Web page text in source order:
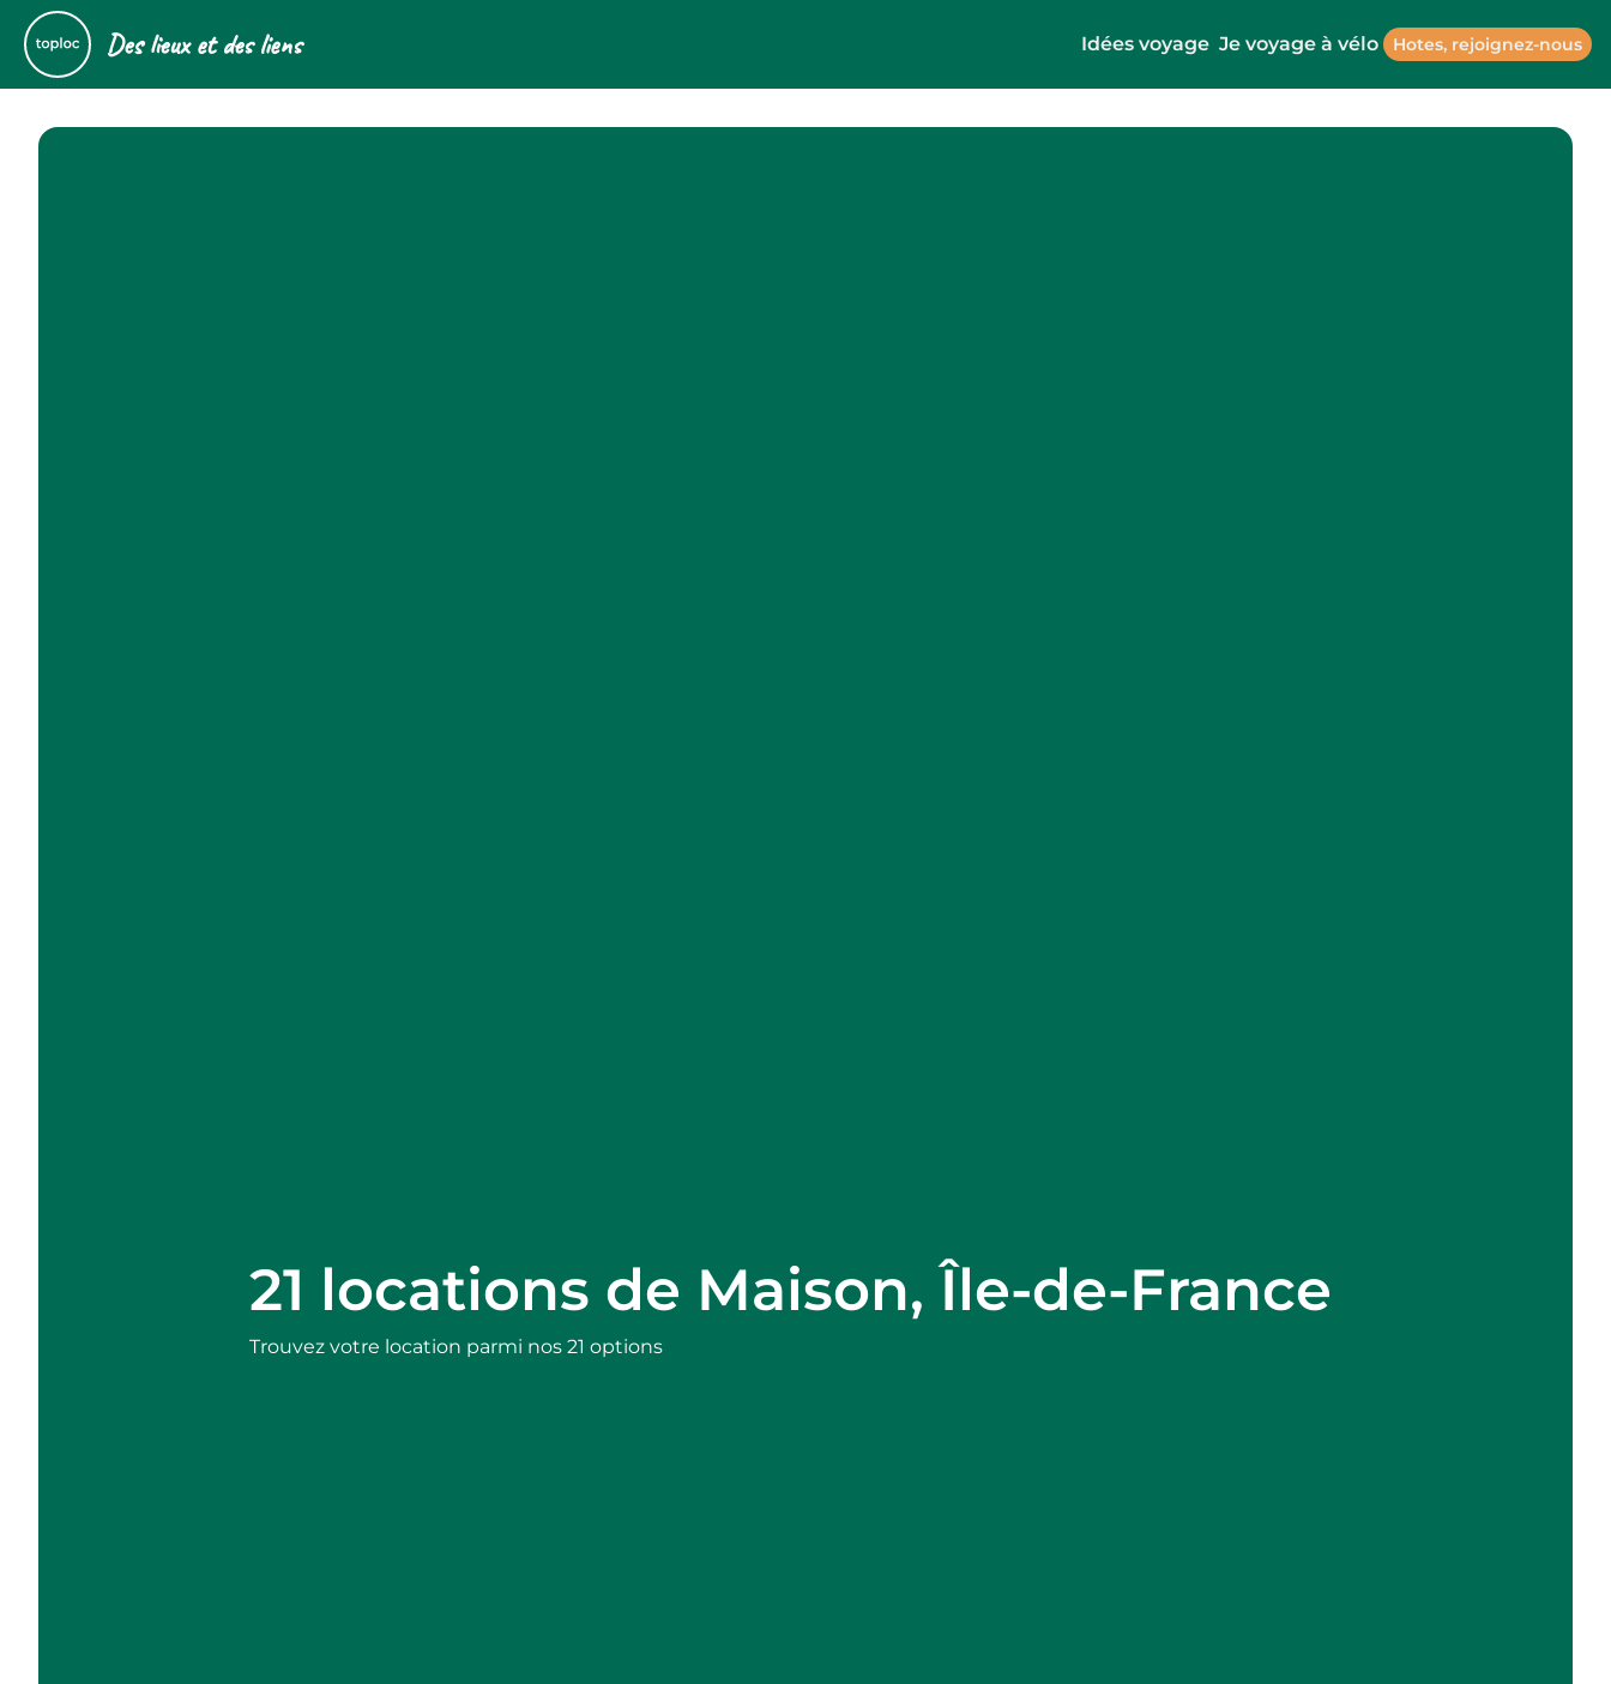
Des lieux et des liens Idées voyage Je voyage à vélo Hotes, rejoignez-nous
21 locations de Maison, Île-de-France
Trouvez votre location parmi nos 21 options